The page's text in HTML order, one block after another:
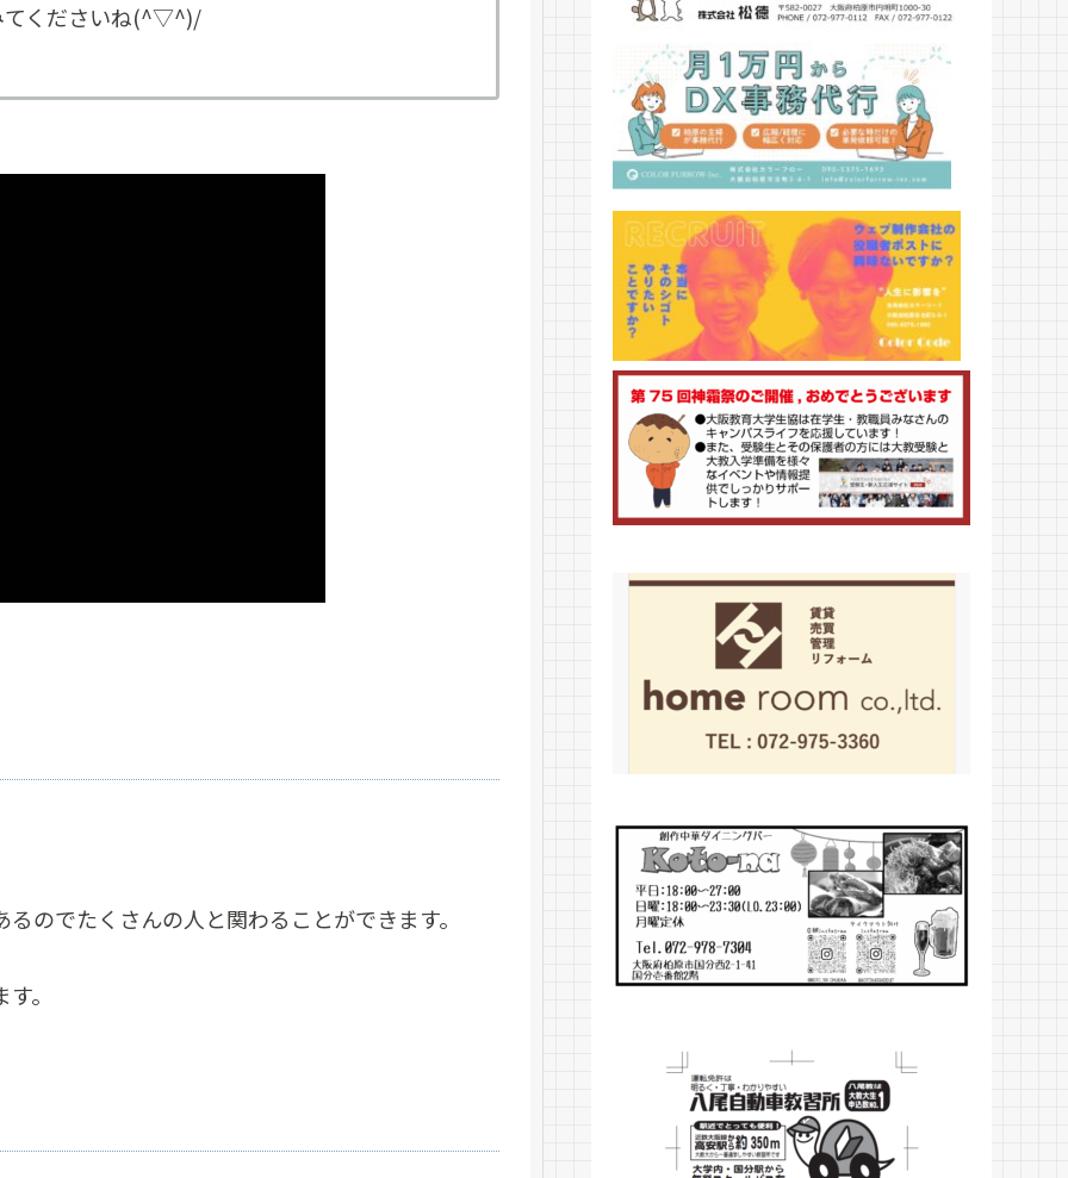
てくださいね(^▽^)/
のでたくさんの人と関わることができます。
。